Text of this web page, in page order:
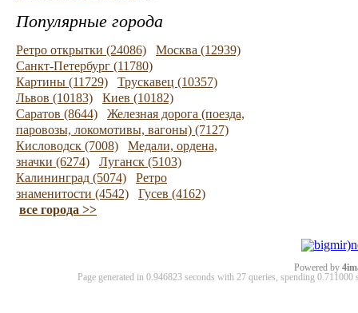
Популярные города
Ретро открытки (24086)
Москва (12939)
Санкт-Петербург (11780)
Картины (11729)
Трускавец (10357)
Львов (10183)
Киев (10182)
Саратов (8644)
Железная дорога (поезда,
паровозы, локомотивы, вагоны) (7127)
Кисловодск (7008)
Медали, ордена,
значки (6274)
Луганск (5103)
Калининград (5074)
Ретро
знаменитости (4542)
Гусев (4162)
все города >>
Powered by
Page generated in 0.946823 seconds with 27 queries, spending